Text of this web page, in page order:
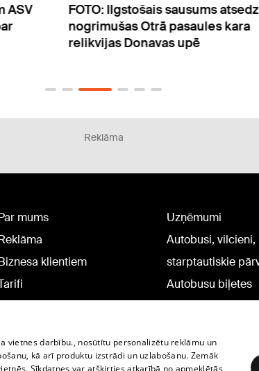
Ilgstošais sausums atsedzis
Otrā pasaules kara
relikvijas Donavas upē
Reklāma
mums
klientiem
reklāma
Uzņēmumi
Autobusi, vilcieni,
starptautiskie
Autobusu biļetes
vietnes darbību., nosūtītu personalizētu reklāmu un
kā arī produktu izstrādi un uzlabošanu. Zemāk
Sīkdatnes var atšķirties atkarībā no apmeklētās